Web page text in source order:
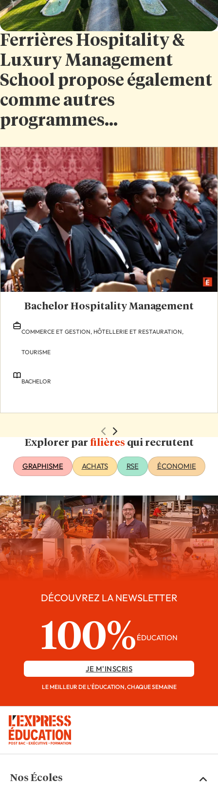
Ferrières Hospitality &
Luxury Management
School propose également
comme autres
programmes...
Bachelor Hospitality Management
COMMERCE ET GESTION, HÔTELLERIE ET RESTAURATION,
TOURISME
BACHELOR
Explorer par filières qui recrutent
GRAPHISME ACHATS RSE ÉCONOMIE
DÉCOUVREZ LA NEWSLETTER
100% ÉDUCATION
JE M'INSCRIS
LE MEILLEUR DE L'ÉDUCATION, CHAQUE SEMAINE
Nos Écoles